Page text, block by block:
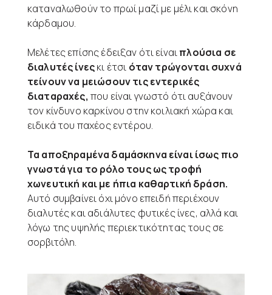
καταναλωθούν το πρωί μαζί με μέλι και σκόνη
κάρδαμου.
Μελέτες επίσης έδειξαν ότι είναιπλούσια σε
διαλυτές ίνεςκι έτσι όταν τρώγονται συχνά
τείνουν να μειώσουν τις εντερικές
διαταραχές, που είναι γνωστό ότι αυξάνουν
τον κίνδυνο καρκίνου στην κοιλιακή χώρα και
ειδικά του παχέος εντέρου.
Τα αποξηραμένα δαμάσκηνα είναι ίσως πιο
γνωστά για το ρόλο τους ως τροφή
χωνευτική και με ήπια καθαρτική δράση.
Αυτό συμβαίνει όχι μόνο επειδή περιέχουν
διαλυτές και αδιάλυτες φυτικές ίνες, αλλά και
λόγω της υψηλής περιεκτικότητας τους σε
σορβιτόλη.